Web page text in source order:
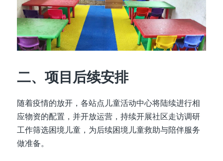
二、项目后续安排
随着疫情的放开，各站点儿童活动中心将陆续进行相
应物资的配置，并开放运营，持续开展社区走访调研
工作筛选困境儿童，为后续困境儿童救助与陪伴服务
做准备。